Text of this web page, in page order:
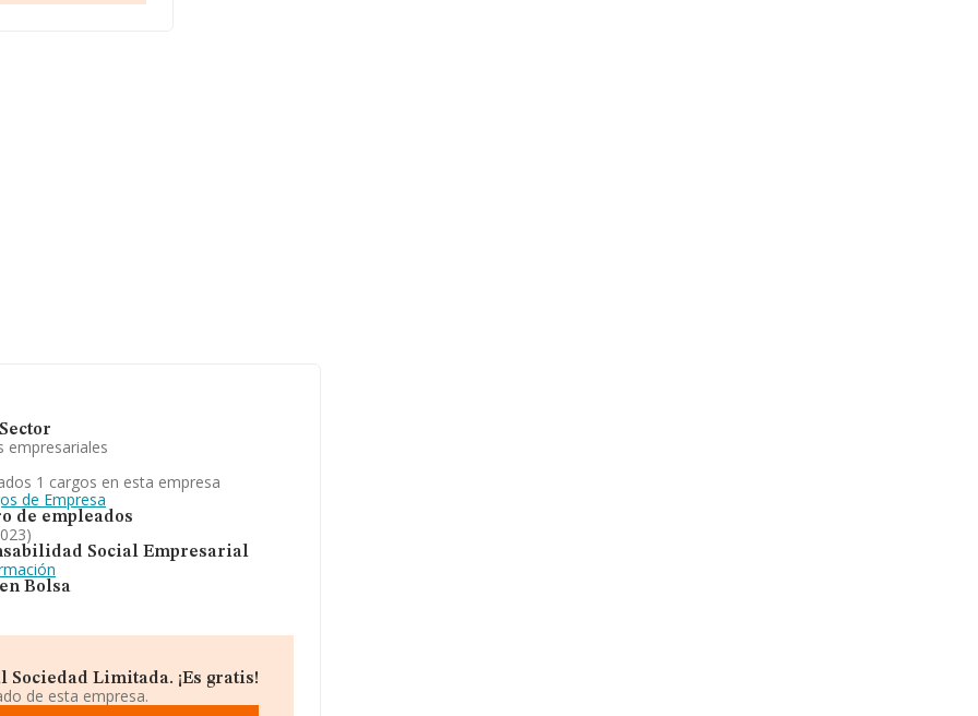
empresariales
1 cargos en esta empresa
de Empresa
de empleados
Social Empresarial
Bolsa
Limitada. ¡Es gratis!
de esta empresa.